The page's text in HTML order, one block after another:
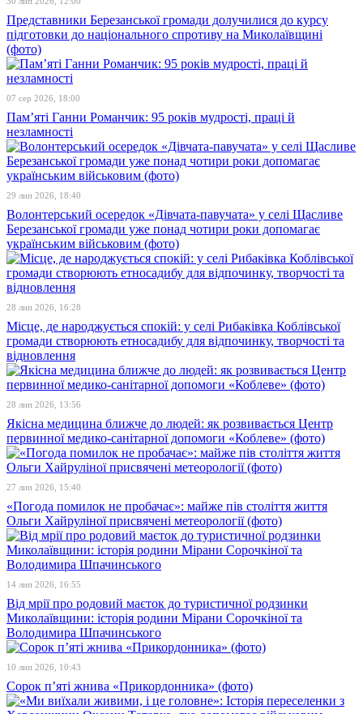
Представники Березанської громади долучилися до курсу
підготовки до національного спротиву на Миколаївщині
(фото)
07 сер 2026, 18:00
Пам’яті Ганни Романчик: 95 років мудрості, праці й
незламності
29 лип 2026, 18:40
Волонтерський осередок «Дівчата-павучата» у селі Щасливе
Березанської громади уже понад чотири роки допомагає
українським військовим (фото)
28 лип 2026, 16:28
Місце, де народжується спокій: у селі Рибаківка Коблівської
громади створюють етносадибу для відпочинку, творчості та
відновлення
28 лип 2026, 13:56
Якісна медицина ближче до людей: як розвивається Центр
первинної медико-санітарної допомоги «Коблеве» (фото)
27 лип 2026, 15:40
«Погода помилок не пробачає»: майже пів століття життя
Ольги Хайруліної присвячені метеорології (фото)
14 лип 2026, 16:55
Від мрії про родовий маєток до туристичної родзинки
Миколаївщини: історія родини Мірани Сорочкіної та
Володимира Шпачинського
10 лип 2026, 10:43
Сорок п’яті жнива «Прикордонника» (фото)